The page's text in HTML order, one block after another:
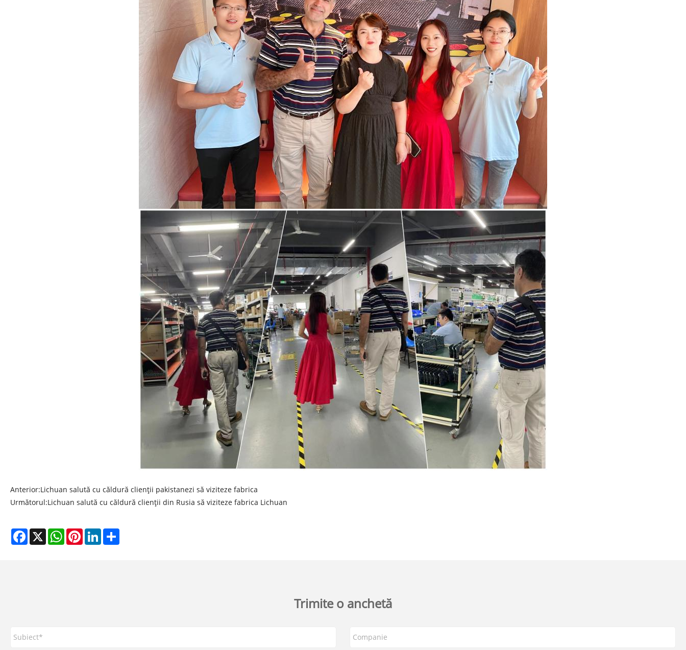
Anterior:Lichuan salută cu căldură clienții pakistanezi să viziteze fabrica
Următorul:Lichuan salută cu căldură clienții din Rusia să viziteze fabrica Lichuan
Facebook
X WhatsAppPinterestLinkedIn
Trimite o anchetă